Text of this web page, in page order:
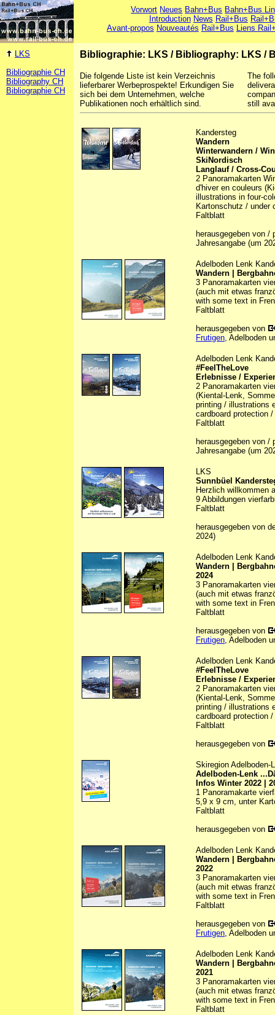
Vorwort Neues Bahn+Bus Bahn+Bus
Introduction News Rail+Bus
Avant-propos Nouveautés Rail+Bus Liens
LKS
Bibliographie CH
Bibliography CH
Bibliographie CH
Bibliographie: LKS / Bibliography: LKS /
Die folgende Liste ist kein Verzeichnis
lieferbarer Werbeprospekte! Erkundigen Sie
sich bei dem Unternehmen, welche
Publikationen noch erhältlich sind.
The
still
Kandersteg
Wandern
Winterwandern /
SkiNordisch
Langlauf / Cross-
2 Panoramakarten
d'hiver en couleurs
illustrations in four-
Kartonschutz / under
Faltblatt
herausgegeben von
Jahresangabe (um
Adelboden Lenk
Wandern |
3 Panoramakarten
(auch mit etwas
with some text in
Faltblatt
herausgegeben von
Frutigen, Adelboden
Adelboden Lenk
#FeelTheLove
Erlebnisse /
2 Panoramakarten
(Kiental-Lenk,
printing / illustrations
cardboard protection
Faltblatt
herausgegeben von
Jahresangabe (um
LKS
Sunnbüel
Herzlich willkommen
9 Abbildungen
Faltblatt
herausgegeben von
2024)
Adelboden Lenk
Wandern |
2024
3 Panoramakarten
(auch mit etwas
with some text in
Faltblatt
herausgegeben von
Frutigen, Adelboden
Adelboden Lenk
#FeelTheLove
Erlebnisse /
2 Panoramakarten
(Kiental-Lenk,
printing / illustrations
cardboard protection
Faltblatt
herausgegeben von
Skiregion Adelboden-
Adelboden-Lenk
Infos Winter 2022 |
1 Panoramakarte
5,9 x 9 cm, unter
Faltblatt
herausgegeben von
Adelboden Lenk
Wandern |
2022
3 Panoramakarten
(auch mit etwas
with some text in
Faltblatt
herausgegeben von
Frutigen, Adelboden
Adelboden Lenk
Wandern |
2021
3 Panoramakarten
(auch mit etwas
with some text in
Faltblatt